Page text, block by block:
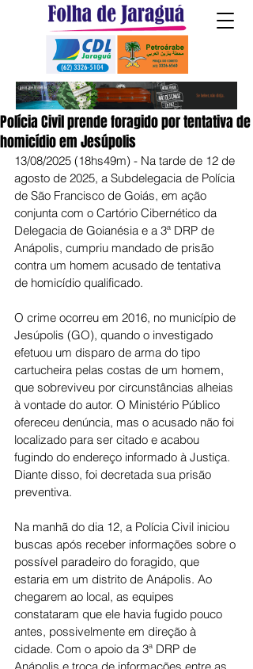
Polícia Civil prende foragido por tentativa de
homicídio em Jesúpolis
13/08/2025 (18hs49m) - Na tarde de 12 de
agosto de 2025, a Subdelegacia de Polícia
de São Francisco de Goiás, em ação
conjunta com o Cartório Cibernético da
Delegacia de Goianésia e a 3ª DRP de
Anápolis, cumpriu mandado de prisão
contra um homem acusado de tentativa
de homicídio qualificado.
O crime ocorreu em 2016, no município de
Jesúpolis (GO), quando o investigado
efetuou um disparo de arma do tipo
cartucheira pelas costas de um homem,
que sobreviveu por circunstâncias alheias
à vontade do autor. O Ministério Público
ofereceu denúncia, mas o acusado não foi
localizado para ser citado e acabou
fugindo do endereço informado à Justiça.
Diante disso, foi decretada sua prisão
preventiva.
Na manhã do dia 12, a Polícia Civil iniciou
buscas após receber informações sobre o
possível paradeiro do foragido, que
estaria em um distrito de Anápolis. Ao
chegarem ao local, as equipes
constataram que ele havia fugido pouco
antes, possivelmente em direção à
cidade. Com o apoio da 3ª DRP de